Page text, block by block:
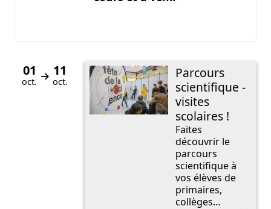
Du
01
oct. au
11
oct.
Parcours
scientifique -
visites
scolaires !
Faites
découvrir le
parcours
scientifique à
vos élèves de
primaires,
collèges…